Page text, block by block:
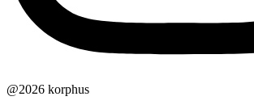
@2026 korphus